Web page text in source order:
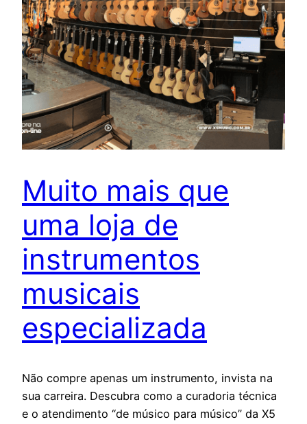
Muito mais que
uma loja de
instrumentos
musicais
especializada
Não compre apenas um instrumento, invista na
sua carreira. Descubra como a curadoria técnica
e o atendimento “de músico para músico” da X5